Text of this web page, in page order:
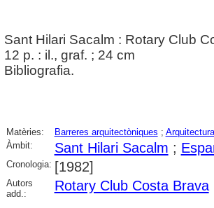
Sant Hilari Sacalm : Rotary Club
12 p. : il., graf. ; 24 cm
Bibliografia.
Matèries: Barreres arquitectòniques ; Arquitectura
Àmbit:
Sant Hilari Sacalm ;
Cronologia: [1982]
Autors
add.:
Rotary Club Costa Brava